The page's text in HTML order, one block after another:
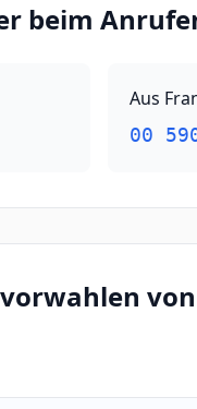
beim
Aus
00